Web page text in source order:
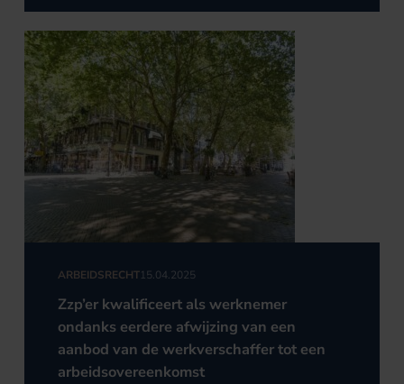
ARBEIDSRECHT15.04.2025
Zzp’er kwalificeert als werknemer
ondanks eerdere afwijzing van een
aanbod van de werkverschaffer tot een
arbeidsovereenkomst